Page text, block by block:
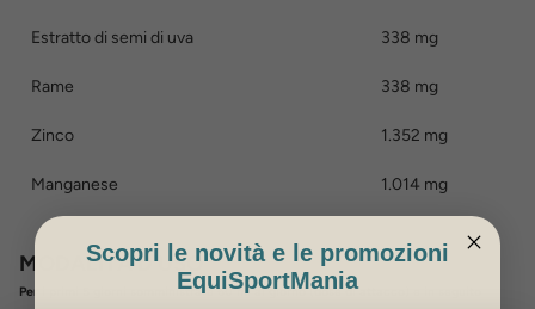
Estratto di semi di uva 338 mg
Rame 338 mg
Zinco 1.352 mg
Manganese 1.014 mg
MODALITÀ D'USO
Per i primi 5 giorni somministrare 60 ml al giorno (dose di attacco) e in seguito
Scopri le novità e le promozioni
EquiSportMania